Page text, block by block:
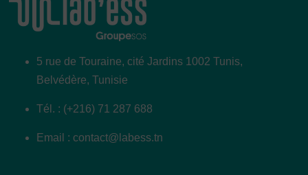
5 rue de Touraine, cité Jardins 1002 Tunis,
Belvédère, Tunisie
Tél. : (+216) 71 287 688
Email : contact@labess.tn